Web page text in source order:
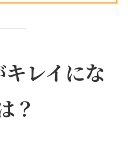
レイにな
？